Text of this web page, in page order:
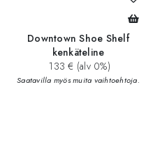
Downtown Shoe Shelf
kenkäteline
133 € (alv 0%)
Saatavilla myös muita vaihtoehtoja.